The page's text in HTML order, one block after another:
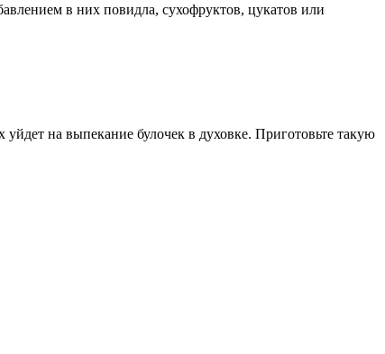
в них повидла, сухофруктов, цукатов или
на выпекание булочек в духовке. Приготовьте такую